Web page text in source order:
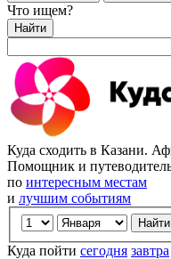
Что ищем?
Найти
Куда сходить в Казани.
Помощник и
по интересным местам
и лучшим событиям
Куда пойти сегодня завтра